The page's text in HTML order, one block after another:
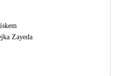
Zayeda